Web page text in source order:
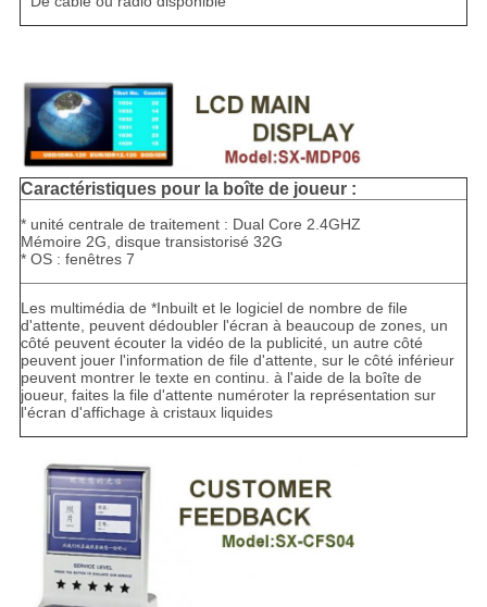
Caractéristiques pour la boîte de joueur :
* unité centrale de traitement : Dual Core 2.4GHZ
Mémoire 2G, disque transistorisé 32G
* OS : fenêtres 7
Les multimédia de *Inbuilt et le logiciel de nombre de file
d'attente, peuvent dédoubler l'écran à beaucoup de zones, un
côté peuvent écouter la vidéo de la publicité, un autre côté
peuvent jouer l'information de file d'attente, sur le côté inférieur
peuvent montrer le texte en continu. à l'aide de la boîte de
joueur, faites la file d'attente numéroter la représentation sur
l'écran d'affichage à cristaux liquides